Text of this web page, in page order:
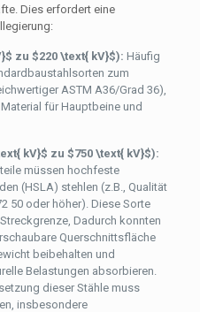
Dies erfordert eine
zu $220 \text{ kV}$): Häufig
zum
ASTM A36/Grad 36),
für Hauptbeine und
kV}$ zu $750 \text{ kV}$):
müssen hochfeste
(HSLA) stehlen (z.B., Qualität
50 oder höher). Diese Sorte
Dadurch konnten
Querschnittsfläche
beibehalten und
Belastungen absorbieren.
dieser Stähle muss
insbesondere